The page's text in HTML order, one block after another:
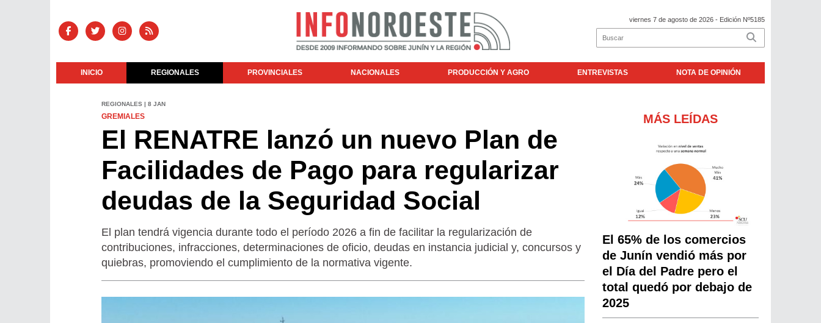
viernes 7 de agosto de 2026 - Edición Nº5185
INICIO REGIONALES PROVINCIALES NACIONALES PRODUCCIÓN Y AGRO ENTREVISTAS NOTA DE OPINIÓN
REGIONALES | 8 JAN
GREMIALES
El RENATRE lanzó un nuevo Plan de
Facilidades de Pago para regularizar
deudas de la Seguridad Social
El plan tendrá vigencia durante todo el período 2026 a fin de facilitar la regularización de
contribuciones, infracciones, determinaciones de oficio, deudas en instancia judicial y, concursos y
quiebras, promoviendo el cumplimiento de la normativa vigente.
MÁS LEÍDAS
El 65% de los comercios
de Junín vendió más por
el Día del Padre pero el
total quedó por debajo de
2025